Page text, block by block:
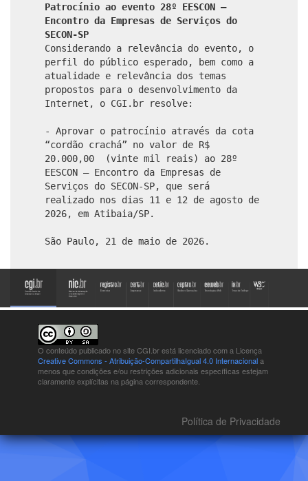
Patrocínio ao evento 28º EESCON –
Encontro da Empresas de Serviços do
SECON-SP
Considerando a relevância do evento, o
perfil do público esperado, bem como a
atualidade e relevância dos temas
propostos para o desenvolvimento da
Internet, o CGI.br resolve:
- Aprovar o patrocínio através da cota
“cordão crachá” no valor de R$
20.000,00 (vinte mil reais) ao 28º
EESCON – Encontro da Empresas de
Serviços do SECON-SP, que será
realizado nos dias 11 e 12 de agosto de
2026, em Atibaia/SP.
São Paulo, 21 de maio de 2026.
O conteúdo publicado no site CGI.br está licenciado com a Licença
Creative Commons - Atribuição-CompartilhaIgual 4.0 Internacionala
menos que condições e/ou restrições adicionais específicas estejam
claramente explícitas na página correspondente.
Política de Privacidade